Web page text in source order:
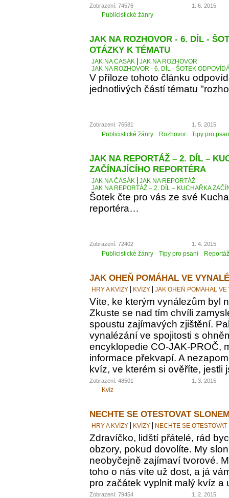
Zobrazení: 74576 1. 6. 2015
Publicistické žánry
JAK NA ROZHOVOR - 6. DÍL -
OTÁZKY K TÉMATU
JAK NA ČASÁK
JAK NA ROZHOVOR
JAK NA ROZHOVOR - 6. DÍL - ŠOTEK
V příloze tohoto článku
jednotlivých částí tématu
Zobrazení: 76581 1. 5. 2015
Publicistické žánry Rozhovor Tipy pro
JAK NA REPORTÁŽ – 2. DÍL –
ZAČÍNAJÍCÍHO REPORTÉRA
JAK NA ČASÁK
JAK NA REPORTÁŽ
JAK NA REPORTÁŽ – 2. DÍL – KUCHAŘKA
Šotek čte pro vás ze své
reportéra…
Zobrazení: 72402 1. 4. 2015
Publicistické žánry Tipy pro psaní Reportáž
JAK OHEŇ POMÁHAL VE
HRY A KVÍZY KVÍZY JAK OHEŇ POMÁHAL VE
Víte, ke kterým vynálezům byl
Zkuste se nad tím chvíli
spoustu zajímavých zjištění.
vynalézání ve spojitosti s
encyklopedie CO-JAK-PROČ,
informace překvapí. A
kvíz, ve kterém si ověříte, jestli
Zobrazení: 48501 1. 3. 2015
Kvíz
NECHTE SE OTESTOVAT
HRY A KVÍZY KVÍZY NECHTE SE
Zdravíčko, lidští přátelé, rád
obzory, pokud dovolíte. My
neobyčejně zajímaví tvorové.
toho o nás víte už dost, a já
pro začátek vyplnit malý kvíz a
Zobrazení: 79454 1. 2. 2015